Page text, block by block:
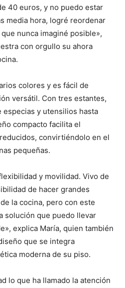
40 euros, y no puedo estar
media hora, logré reordenar
nunca imaginé posible»,
con orgullo su ahora
colores y es fácil de
versátil. Con tres estantes,
especias y utensilios hasta
compacto facilita el
convirtiéndolo en el
pequeñas.
y movilidad. Vivo de
de hacer grandes
la cocina, pero con este
solución que puedo llevar
explica María, quien también
que se integra
moderna de su piso.
lo que ha llamado la atención